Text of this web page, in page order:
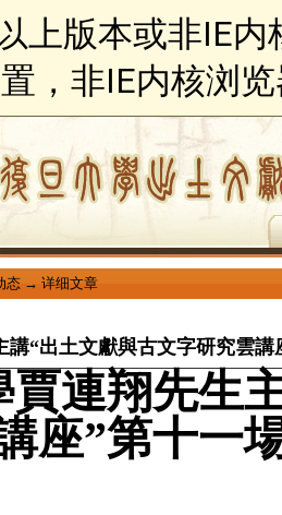
上版本或非IE
置，非IE内核浏
态→ 详细文章
講“出土文獻與古文字研究雲
賈連翔先生
座”第十一